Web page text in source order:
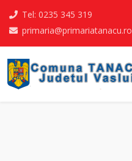
Tel: 0235 345 319
primaria@primariatanacu.ro